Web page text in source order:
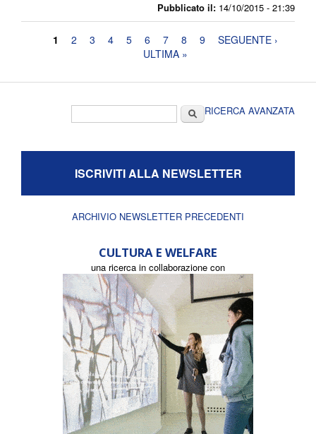
Pubblicato il: 14/10/2015 - 21:39
Pagine
1 2 3 4 5 6 7 8 9
SEGUENTE ›
ULTIMA »
CercaRICERCA AVANZATA
ISCRIVITI ALLA NEWSLETTER
ARCHIVIO NEWSLETTER PRECEDENTI
CULTURA E WELFARE
una ricerca in collaborazione con